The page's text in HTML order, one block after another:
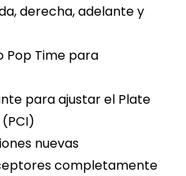
derecha, adelante y
Pop Time para
para ajustar el Plate
nuevas
completamente